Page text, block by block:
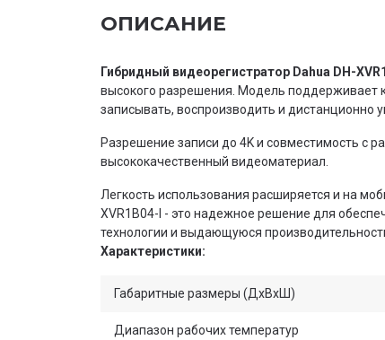
ОПИСАНИЕ
Гибридный видеорегистратор Dahua DH-
высокого разрешения. Модель поддерживает
записывать, воспроизводить и дистанционно
Разрешение записи до 4K и совместимость с
высококачественный видеоматериал.
Легкость использования расширяется и на
XVR1B04-I - это надежное решение для
технологии и выдающуюся
Характеристики:
Габаритные размеры (ДхВхШ)
Диапазон рабочих температур